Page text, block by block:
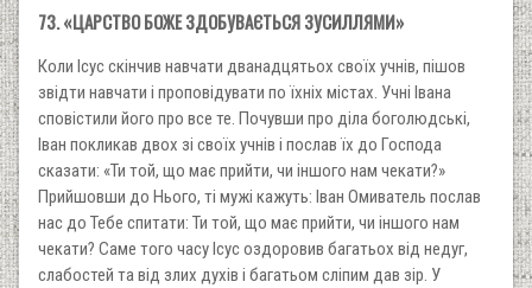
73. «ЦАРСТВО БОЖЕ ЗДОБУВАЄТЬСЯ ЗУСИЛЛЯМИ»
Коли Ісус скінчив навчати дванадцятьох своїх учнів, пішов
звідти навчати і проповідувати по їхніх містах. Учні Івана
сповістили його про все те. Почувши про діла боголюдські,
Іван покликав двох зі своїх учнів і послав їх до Господа
сказати: «Ти той, що має прийти, чи іншого нам чекати?»
Прийшовши до Нього, ті мужі кажуть: Іван Омиватель послав
нас до Тебе спитати: Ти той, що має прийти, чи іншого нам
чекати? Саме того часу Ісус оздоровив багатьох від недуг,
слабостей та від злих духів і багатьом сліпим дав зір. У